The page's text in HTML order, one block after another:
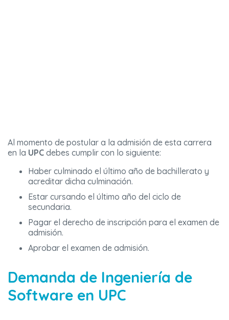
Al momento de postular a la admisión de esta carrera
en la UPC debes cumplir con lo siguiente:
Haber culminado el último año de bachillerato y
acreditar dicha culminación.
Estar cursando el último año del ciclo de
secundaria.
Pagar el derecho de inscripción para el examen de
admisión.
Aprobar el examen de admisión.
Demanda de Ingeniería de
Software en UPC